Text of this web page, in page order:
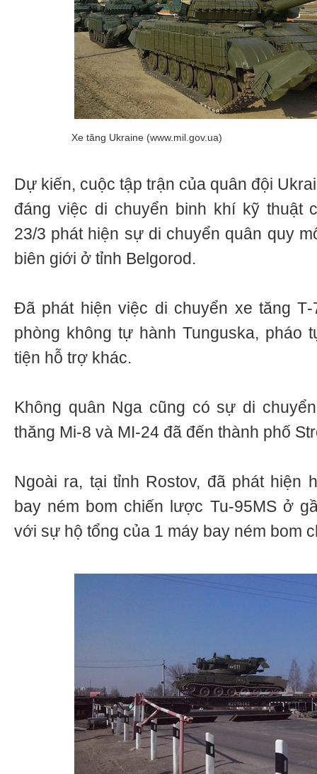
Xe tăng Ukraine (www.mil.gov.ua)
Dự kiến, cuộc tập trận của quân đội
đáng việc di chuyển binh khí kỹ thuật
23/3 phát hiện sự di chuyển quân quy
biên giới ở tỉnh Belgorod.
Đã phát hiện việc di chuyển xe tăng
phòng không tự hành Tunguska, pháo
tiện hỗ trợ khác.
Không quân Nga cũng có sự di
thăng Mi-8 và MI-24 đã đến thành phố
Ngoài ra, tại tỉnh Rostov, đã phát hiện
bay ném bom chiến lược Tu-95MS ở
với sự hộ tổng của 1 máy bay ném bom